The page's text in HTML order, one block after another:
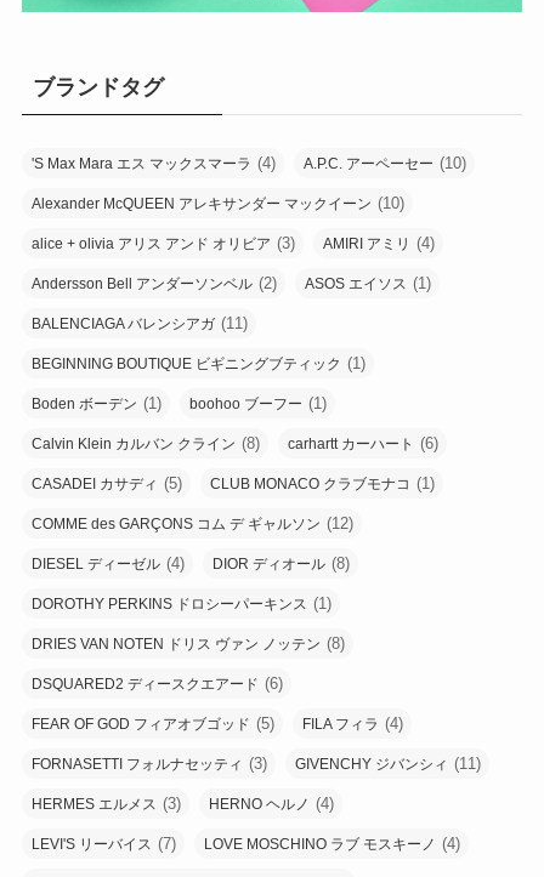
ブランドタグ
'S Max Mara エス マックスマーラ (4) A.P.C. アーペーセー (10)
Alexander McQUEEN アレキサンダー マックイーン (10)
alice + olivia アリス アンド オリビア (3) AMIRI アミリ (4)
Andersson Bell アンダーソンベル (2) ASOS エイソス (1)
BALENCIAGA バレンシアガ (11)
BEGINNING BOUTIQUE ビギニングブティック (1)
Boden ボーデン (1) boohoo ブーフー (1)
Calvin Klein カルバン クライン (8) carhartt カーハート (6)
CASADEI カサディ (5) CLUB MONACO クラブモナコ (1)
COMME des GARÇONS コム デ ギャルソン (12)
DIESEL ディーゼル (4) DIOR ディオール (8)
DOROTHY PERKINS ドロシーパーキンス (1)
DRIES VAN NOTEN ドリス ヴァン ノッテン (8)
DSQUARED2 ディースクエアード (6)
FEAR OF GOD フィアオブゴッド (5) FILA フィラ (4)
FORNASETTI フォルナセッティ (3) GIVENCHY ジバンシィ (11)
HERMES エルメス (3) HERNO ヘルノ (4)
LEVI'S リーバイス (7) LOVE MOSCHINO ラブ モスキーノ (4)